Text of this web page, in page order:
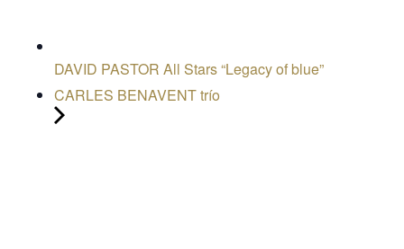
DAVID PASTOR All Stars “Legacy of blue”
CARLES BENAVENT trío